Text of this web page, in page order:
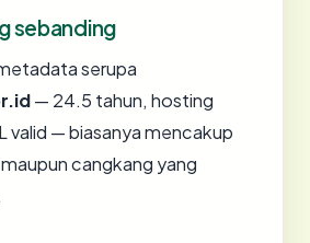
sebanding
serupa
— 24.5 tahun, hosting
valid — biasanya mencakup
cangkang yang